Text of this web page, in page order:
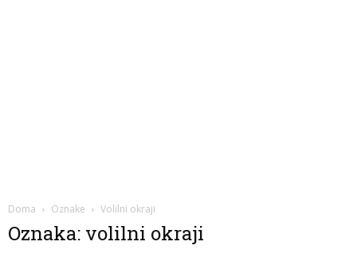
Doma Oznake Volilni okraji
Oznaka: volilni okraji